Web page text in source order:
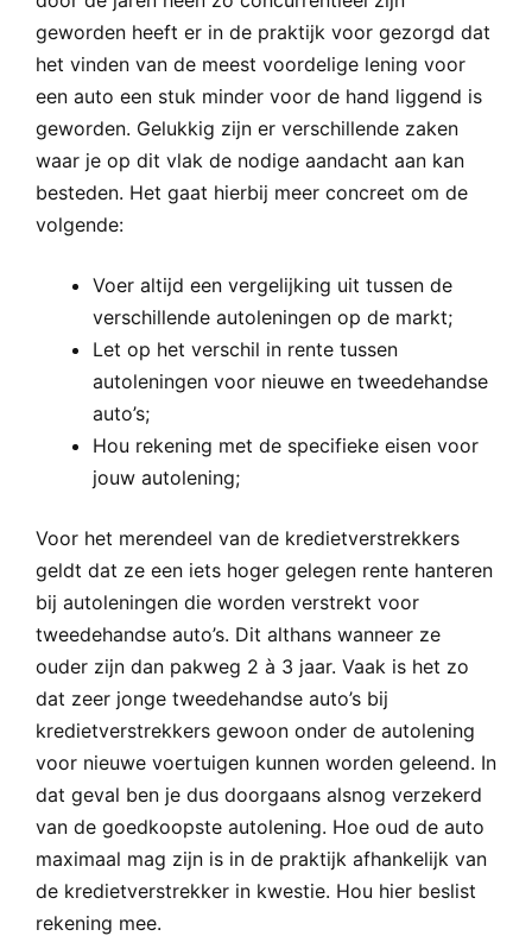
geworden heeft er in de praktijk voor gezorgd dat
het vinden van de meest voordelige lening voor
een auto een stuk minder voor de hand liggend is
geworden. Gelukkig zijn er verschillende zaken
waar je op dit vlak de nodige aandacht aan kan
besteden. Het gaat hierbij meer concreet om de
volgende:
Voer altijd een vergelijking uit tussen de
verschillende autoleningen op de markt;
Let op het verschil in rente tussen
autoleningen voor nieuwe en tweedehandse
auto’s;
Hou rekening met de specifieke eisen voor
jouw autolening;
Voor het merendeel van de kredietverstrekkers
geldt dat ze een iets hoger gelegen rente hanteren
bij autoleningen die worden verstrekt voor
tweedehandse auto’s. Dit althans wanneer ze
ouder zijn dan pakweg 2 à 3 jaar. Vaak is het zo
dat zeer jonge tweedehandse auto’s bij
kredietverstrekkers gewoon onder de autolening
voor nieuwe voertuigen kunnen worden geleend. In
dat geval ben je dus doorgaans alsnog verzekerd
van de goedkoopste autolening. Hoe oud de auto
maximaal mag zijn is in de praktijk afhankelijk van
de kredietverstrekker in kwestie. Hou hier beslist
rekening mee.